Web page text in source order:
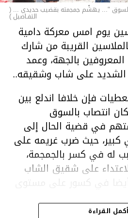
"... يهشّم جمجمته بقضيب حديدي ... (
التفـاصيل )
يوم امس معركة دامية
القريبة من شارك
بالجهة، وعمد
الشديد على شاب وشقيقه..
فإن خلافا اندلع بين
انتصاب بالسوق
في قضية الحال إلى
حيث ضرب غريمه على
له في كسر بالجمجمة،
على شقيق الشاب
أيضا في كسور على مستوى
مركز الأمن الوطني بحي
أكمل القراءة